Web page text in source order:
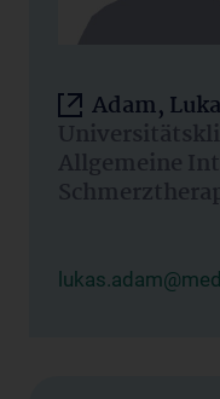
Adam,
Allgemeine